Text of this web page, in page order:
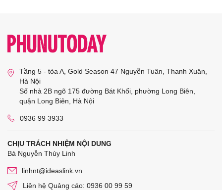
Tầng 5 - tòa A, Gold Season 47 Nguyễn Tuân, Thanh Xuân,
Hà Nội
Số nhà 2B ngõ 175 đường Bát Khối, phường Long Biên,
quận Long Biên, Hà Nội
0936 99 3933
CHỊU TRÁCH NHIỆM NỘI DUNG
Bà Nguyễn Thùy Linh
linhnt@ideaslink.vn
Liên hệ Quảng cáo: 0936 00 99 59